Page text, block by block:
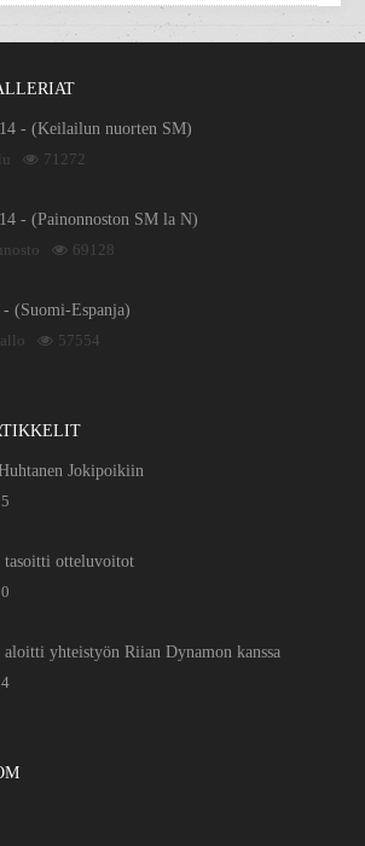
- (Keilailun nuorten SM)
71272
- (Painonnoston SM la N)
69128
(Suomi-Espanja)
57554
Jokipoikiin
tasoitti otteluvoitot
aloitti yhteistyön Riian Dynamon kanssa